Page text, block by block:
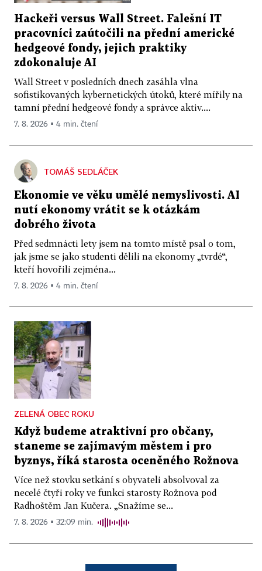
Hackeři versus Wall Street. Falešní IT
pracovníci zaútočili na přední americké
hedgeové fondy, jejich praktiky
zdokonaluje AI
Wall Street v posledních dnech zasáhla vlna
sofistikovaných kybernetických útoků, které mířily na
tamní přední hedgeové fondy a správce aktiv....
7. 8. 2026 ▪ 4 min. čtení
TOMÁŠ SEDLÁČEK
Ekonomie ve věku umělé nemyslivosti. AI
nutí ekonomy vrátit se k otázkám
dobrého života
Před sedmnácti lety jsem na tomto místě psal o tom,
jak jsme se jako studenti dělili na ekonomy „tvrdé“,
kteří hovořili zejména...
7. 8. 2026 ▪ 4 min. čtení
ZELENÁ OBEC ROKU
Když budeme atraktivní pro občany,
staneme se zajímavým městem i pro
byznys, říká starosta oceněného Rožnova
Více než stovku setkání s obyvateli absolvoval za
necelé čtyři roky ve funkci starosty Rožnova pod
Radhoštěm Jan Kučera. „Snažíme se...
7. 8. 2026 ▪ 32:09 min.